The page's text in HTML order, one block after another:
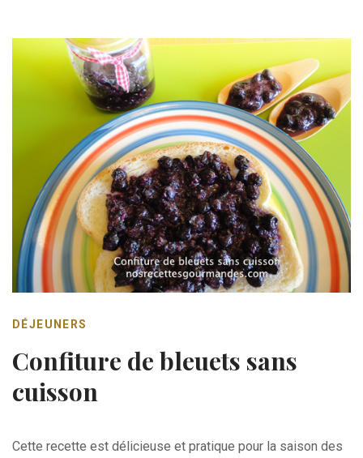
DÉJEUNERS
Confiture de bleuets sans
cuisson
Cette recette est délicieuse et pratique pour la saison des